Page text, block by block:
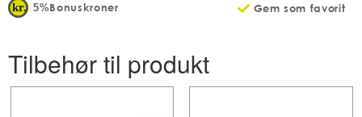
Gem som favorit
5%Bonuskroner
Tilbehør til produkt